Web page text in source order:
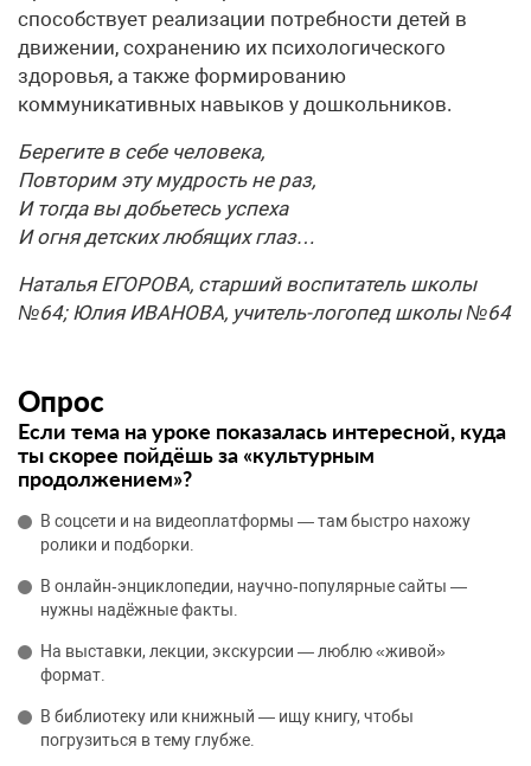
способствует реализации потребности детей в
движении, сохранению их психологического
здоровья, а также формированию
коммуникативных навыков у дошкольников.
Берегите в себе человека,
Повторим эту мудрость не раз,
И тогда вы добьетесь успеха
И огня детских любящих глаз…
Наталья ЕГОРОВА, старший воспитатель школы
№64; Юлия ИВАНОВА, учитель-логопед школы №64
Опрос
Если тема на уроке показалась интересной, куда
ты скорее пойдёшь за «культурным
продолжением»?
В соцсети и на видеоплатформы — там быстро нахожу
ролики и подборки.
В онлайн‑энциклопедии, научно‑популярные сайты —
нужны надёжные факты.
На выставки, лекции, экскурсии — люблю «живой»
формат.
В библиотеку или книжный — ищу книгу, чтобы
погрузиться в тему глубже.